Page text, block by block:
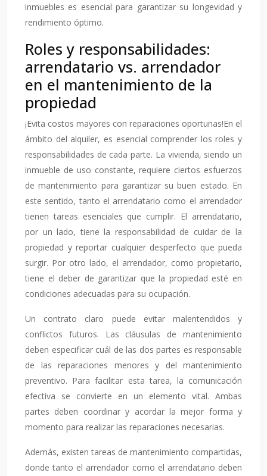
inmuebles es esencial para garantizar su longevidad y
rendimiento óptimo.
Roles y responsabilidades:
arrendatario vs. arrendador
en el mantenimiento de la
propiedad
¡Evita costos mayores con reparaciones oportunas!En el
ámbito del alquiler, es esencial comprender los roles y
responsabilidades de cada parte. La vivienda, siendo un
inmueble de uso constante, requiere ciertos esfuerzos
de mantenimiento para garantizar su buen estado. En
este sentido, tanto el arrendatario como el arrendador
tienen tareas esenciales que cumplir. El arrendatario,
por un lado, tiene la responsabilidad de cuidar de la
propiedad y reportar cualquier desperfecto que pueda
surgir. Por otro lado, el arrendador, como propietario,
tiene el deber de garantizar que la propiedad esté en
condiciones adecuadas para su ocupación.
Un contrato claro puede evitar malentendidos y
conflictos futuros. Las cláusulas de mantenimiento
deben especificar cuál de las dos partes es responsable
de las reparaciones menores y del mantenimiento
preventivo. Para facilitar esta tarea, la comunicación
efectiva se convierte en un elemento vital. Ambas
partes deben coordinar y acordar la mejor forma y
momento para realizar las reparaciones necesarias.
Además, existen tareas de mantenimiento compartidas,
donde tanto el arrendador como el arrendatario deben